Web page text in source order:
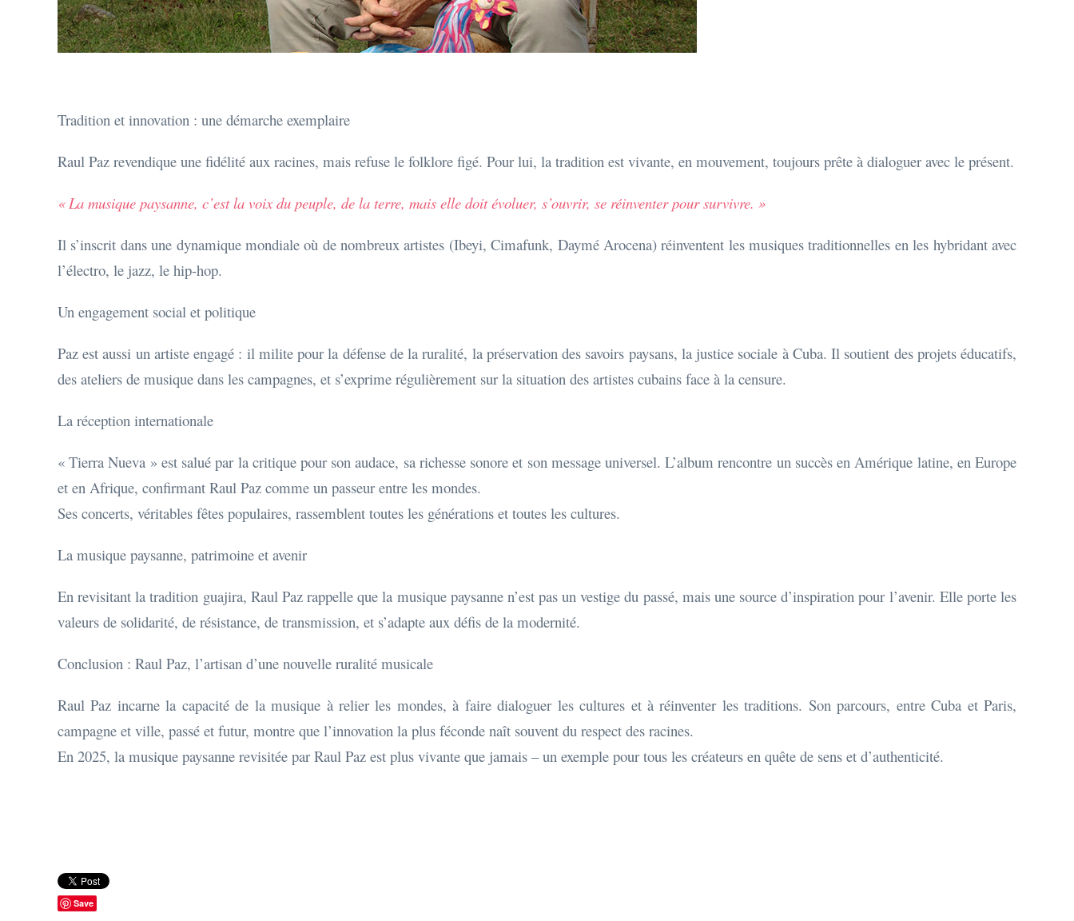
Tradition et innovation : une démarche exemplaire
Raul Paz revendique une fidélité aux racines, mais refuse le folklore figé. Pour lui, la tradition est vivante, en mouvement, toujours prête à dialoguer avec le présent.
« La musique paysanne, c’est la voix du peuple, de la terre, mais elle doit évoluer, s’ouvrir, se réinventer pour survivre. »
Il s’inscrit dans une dynamique mondiale où de nombreux artistes (Ibeyi, Cimafunk, Daymé Arocena) réinventent les musiques traditionnelles en les hybridant avec
l’électro, le jazz, le hip-hop.
Un engagement social et politique
Paz est aussi un artiste engagé : il milite pour la défense de la ruralité, la préservation des savoirs paysans, la justice sociale à Cuba. Il soutient des projets éducatifs,
des ateliers de musique dans les campagnes, et s’exprime régulièrement sur la situation des artistes cubains face à la censure.
La réception internationale
« Tierra Nueva » est salué par la critique pour son audace, sa richesse sonore et son message universel. L’album rencontre un succès en Amérique latine, en Europe
et en Afrique, confirmant Raul Paz comme un passeur entre les mondes.
Ses concerts, véritables fêtes populaires, rassemblent toutes les générations et toutes les cultures.
La musique paysanne, patrimoine et avenir
En revisitant la tradition guajira, Raul Paz rappelle que la musique paysanne n’est pas un vestige du passé, mais une source d’inspiration pour l’avenir. Elle porte les
valeurs de solidarité, de résistance, de transmission, et s’adapte aux défis de la modernité.
Conclusion : Raul Paz, l’artisan d’une nouvelle ruralité musicale
Raul Paz incarne la capacité de la musique à relier les mondes, à faire dialoguer les cultures et à réinventer les traditions. Son parcours, entre Cuba et Paris,
campagne et ville, passé et futur, montre que l’innovation la plus féconde naît souvent du respect des racines.
En 2025, la musique paysanne revisitée par Raul Paz est plus vivante que jamais – un exemple pour tous les créateurs en quête de sens et d’authenticité.
Save